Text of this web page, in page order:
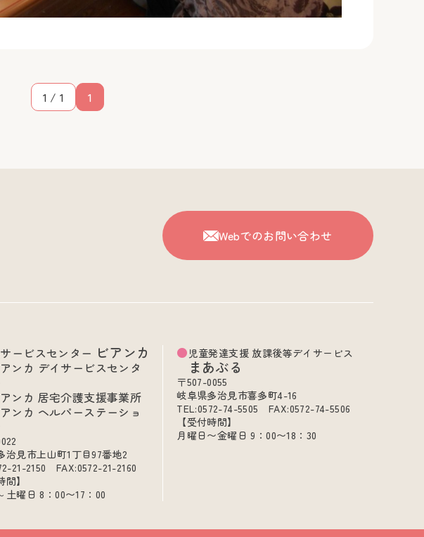
1 / 1 1
Webでのお問い合わせ
ービスセンター ビアンカ
ンカ デイサービスセンタ
ンカ 居宅介護支援事業所
ンカ ヘルパーステーショ
治見市上山町1丁目97番地2
21-2150 FAX:0572-21-2160
間】
土曜日 8：00〜17：00
児童発達支援 放課後等デイサービス
まあぶる
〒507-0055
岐阜県多治見市喜多町4-16
TEL:0572-74-5505 FAX:0572-74-5506
【受付時間】
月曜日〜金曜日 9：00〜18：30